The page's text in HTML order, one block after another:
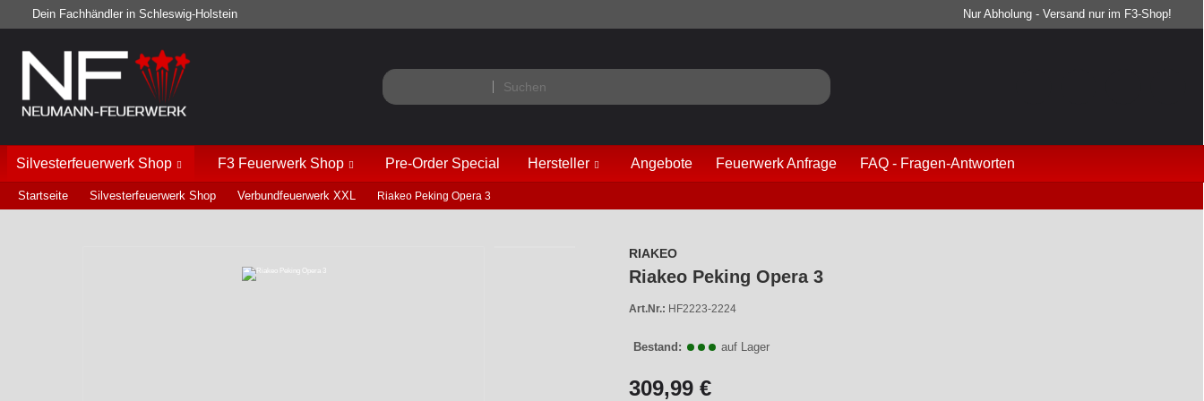
Dein Fachhändler in Schleswig-Holstein Nur Abholung - Versand nur im F3-Shop!
Silvesterfeuerwerk Shop F3 Feuerwerk Shop Pre-Order Special Hersteller Angebote Feuerwerk Anfrage FAQ - Fragen-Antworten
Startseite Silvesterfeuerwerk Shop Verbundfeuerwerk XXL Riakeo Peking Opera 3
RIAKEO
Riakeo Peking Opera 3
Art.Nr.: HF2223-2224
Bestand: auf Lager
309,99 €